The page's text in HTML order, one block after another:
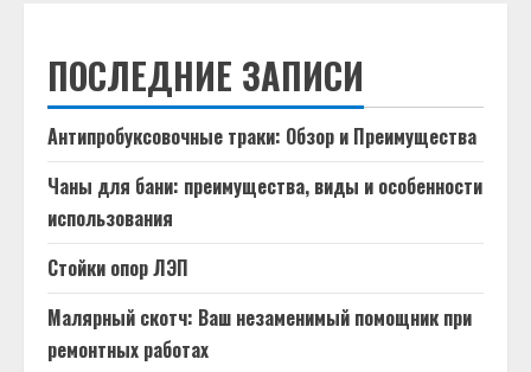
ПОСЛЕДНИЕ ЗАПИСИ
Антипробуксовочные траки: Обзор и Преимущества
Чаны для бани: преимущества, виды и особенности
использования
Стойки опор ЛЭП
Малярный скотч: Ваш незаменимый помощник при
ремонтных работах